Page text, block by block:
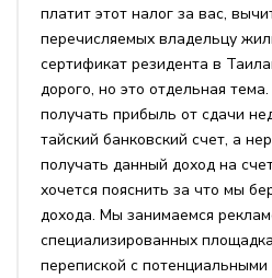
платит этот налог за вас,
перечисляемых владельцу
сертификат резидента в
дорого, но это отдельная
получать прибыль от сдачи
тайский банковский счет, а
получать данный доход на
хочется пояснить за что мы
дохода. Мы занимаемся
специализированных
перепиской с